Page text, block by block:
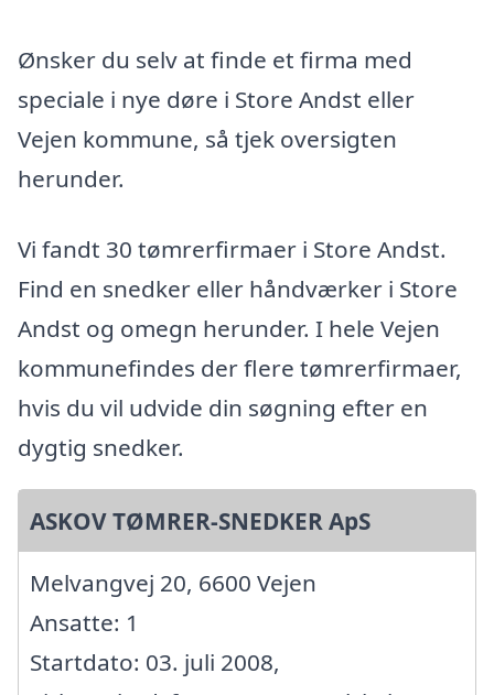
Ønsker du selv at finde et firma med
speciale i nye døre i Store Andst eller
Vejen kommune, så tjek oversigten
herunder.
Vi fandt 30 tømrerfirmaer i Store Andst.
Find en snedker eller håndværker i Store
Andst og omegn herunder. I hele Vejen
kommunefindes der flere tømrerfirmaer,
hvis du vil udvide din søgning efter en
dygtig snedker.
ASKOV TØMRER-SNEDKER ApS
Melvangvej 20, 6600 Vejen
Ansatte: 1
Startdato: 03. juli 2008,